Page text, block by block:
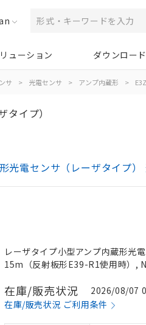
ューション ダウンロード
サ > 光電センサ > アンプ内蔵形 >
イプ）
光電センサ（レーザタイプ）
レーザタイプ小型アンプ内蔵形光
15m（反射板形E39-R1使用時）,
在庫/販売状況
2026/08/07
在庫/販売状況 ご利用条件